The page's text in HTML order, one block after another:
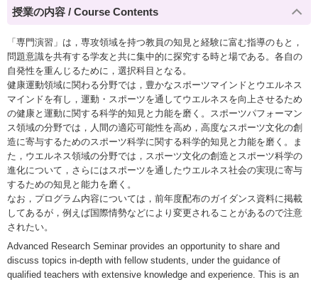
授業の内容 / Course Contents
「専門演習」は，専攻領域を持つ教員の知見と経験に富む指導のもと，
問題意識を共有する学友と共に集中的に探究する時と場である。各自の
自発性を重んじるために，選択科目となる。
健康運動領域に関わる分野では，豊かなスポーツマインドとウエルネス
マインドを有し，運動・スポーツを通してウエルネスを向上させるため
の健康と運動に関する科学的知見と力能を磨く。スポーツパフォーマン
ス領域の分野では，人間の適応可能性を高め，高度なスポーツ文化の創
造に寄与するためのスポーツ科学に関する科学的知見と力能を磨く。ま
た，ウエルネス領域の分野では，スポーツ文化の創造とスポーツ科学の
進化について，さらにはスポーツを通したウエルネス社会の実現に寄与
するための知見と能力を磨く。
なお，プログラム内容については，前年度配布のガイダンス資料に掲載
してあるが，例えば国際情勢などにより変更されることがあるので注意
されたい。
Advanced Research Seminar provides an opportunity to share and
discuss topics in-depth with fellow students, under the guidance of
qualified teachers with extensive knowledge and experience. This is an